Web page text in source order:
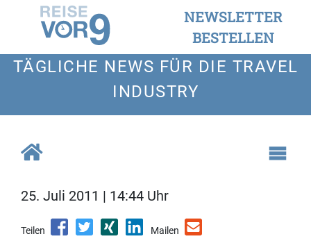
NEWSLETTER
BESTELLEN
TÄGLICHE NEWS FÜR DIE TRAVEL
INDUSTRY
25. Juli 2011 | 14:44 Uhr
Teilen Mailen